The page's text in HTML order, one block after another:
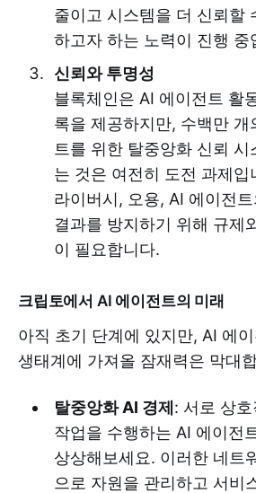
줄이고 시스템을 더 신뢰할
하고자 하는 노력이 진행 중
신뢰와 투명성
블록체인은 AI 에이전트 활
록을 제공하지만, 수백만 개
트를 위한 탈중앙화 신뢰 시
는 것은 여전히 도전 과제입
라이버시, 오용, AI 에이전
결과를 방지하기 위해 규제
이 필요합니다.
크립토에서 AI 에이전트의 미래
아직 초기 단계에 있지만, AI 에
생태계에 가져올 잠재력은 막대
탈중앙화 AI 경제: 서로 상
작업을 수행하는 AI 에이전
상상해보세요. 이러한 네트
으로 자원을 관리하고 서비